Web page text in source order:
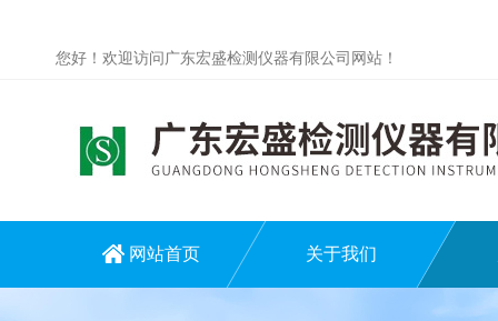
您好！欢迎访问广东宏盛检测仪器有限公司网站！
网站首页 关于我们